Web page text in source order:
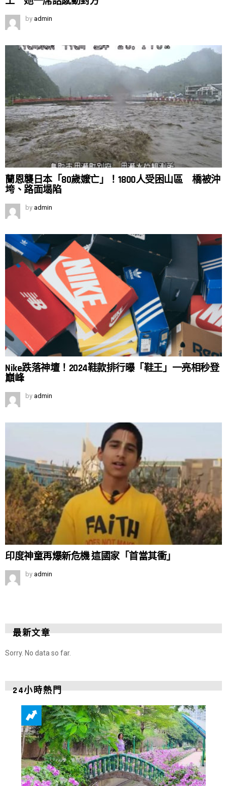
by admin
蘭恩襲日本「80歲嬤亡」！1800人受困山區 橋被沖
垮、路面塌陷
by admin
Nike跌落神壇！2024鞋款排行曝「鞋王」一亮相秒登
巔峰
by admin
印度神童再爆新危機 這國家「首當其衝」
by admin
最新文章
Sorry. No data so far.
24小時熱門